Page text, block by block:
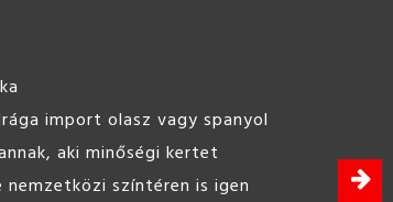
25kg
felhasználásra kész beton,